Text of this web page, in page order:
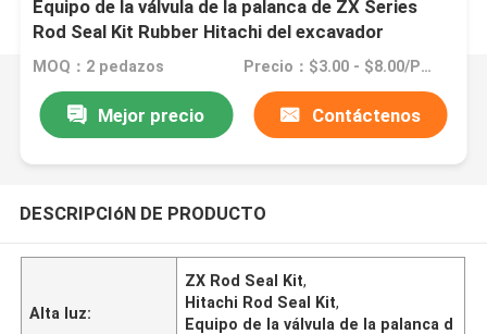
Equipo de la válvula de la palanca de ZX Series
Rod Seal Kit Rubber Hitachi del excavador
MOQ：2 pedazos Precio：$3.00 - $8.00/Pieces
Mejor precio Contáctenos
DESCRIPCIóN DE PRODUCTO
Alta luz:
ZX Rod Seal Kit,
Hitachi Rod Seal Kit,
Equipo de la válvula de la palanca d